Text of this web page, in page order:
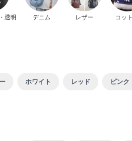
透明 デニム レザー コッ
ホワイト レッド ピンク